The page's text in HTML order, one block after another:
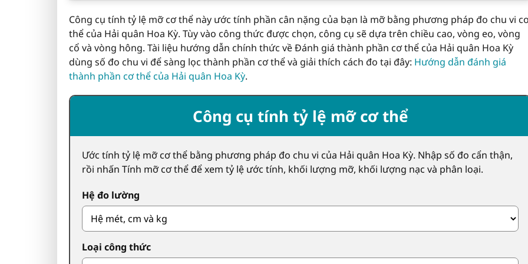
Công cụ tính tỷ lệ mỡ cơ thể này ước tính phần cân nặng của bạn là mỡ bằng phương pháp đo chu vi
thể của Hải quân Hoa Kỳ. Tùy vào công thức được chọn, công cụ sẽ dựa trên chiều cao, vòng eo, vòng
cổ và vòng hông. Tài liệu hướng dẫn chính thức về Đánh giá thành phần cơ thể của Hải quân Hoa Kỳ
dùng số đo chu vi để sàng lọc thành phần cơ thể và giải thích cách đo tại đây: Hướng dẫn đánh giá
thành phần cơ thể của Hải quân Hoa Kỳ.
Công cụ tính tỷ lệ mỡ cơ thể
Ước tính tỷ lệ mỡ cơ thể bằng phương pháp đo chu vi của Hải quân Hoa Kỳ. Nhập số đo cẩn thận,
rồi nhấn Tính mỡ cơ thể để xem tỷ lệ ước tính, khối lượng mỡ, khối lượng nạc và phân loại.
Hệ đo lường
Loại công thức